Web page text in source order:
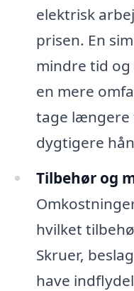
elektrisk
prisen. En
mindre tid
en mere
tage længere
dygtigere
Tilbehør og
hvilket
Skruer,
have